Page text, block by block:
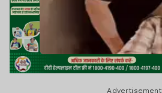
Advertisement